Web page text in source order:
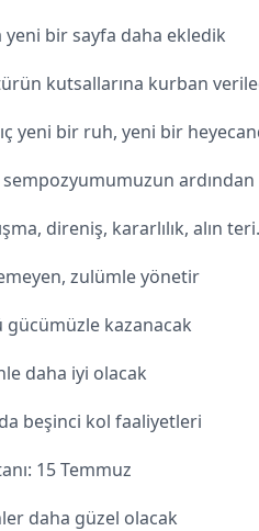
yeni bir sayfa daha ekledik
kutsallarına kurban
yeni bir ruh, yeni bir
sempozyumumuzun ardından
direniş, kararlılık, alın
zulümle yönetir
kazanacak
daha iyi olacak
beşinci kol faaliyetleri
15 Temmuz
daha güzel olacak